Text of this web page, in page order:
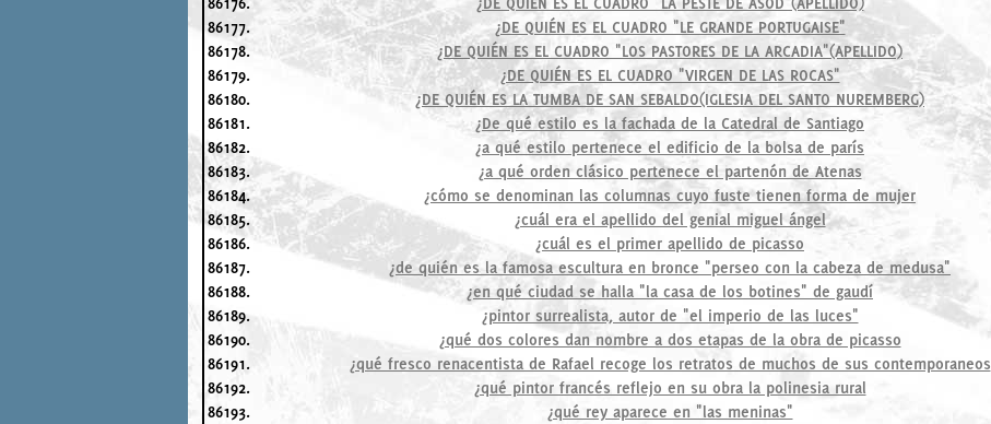
86177.
¿DE QUIÉN ES EL CUADRO "LE GRANDE PORTUGAISE"
86178.
¿DE QUIÉN ES EL CUADRO "LOS PASTORES DE LA ARCADIA"(APELLIDO)
86179.
¿DE QUIÉN ES EL CUADRO "VIRGEN DE LAS ROCAS"
86180.
¿DE QUIÉN ES LA TUMBA DE SAN SEBALDO(IGLESIA DEL SANTO NUREMBERG)
86181.
¿De qué estilo es la fachada de la Catedral de Santiago
86182.
¿a qué estilo pertenece el edificio de la bolsa de parís
86183.
¿a qué orden clásico pertenece el partenón de Atenas
86184.
¿cómo se denominan las columnas cuyo fuste tienen forma de mujer
86185.
¿cuál era el apellido del genial miguel ángel
86186.
¿cuál es el primer apellido de picasso
86187.
¿de quién es la famosa escultura en bronce "perseo con la cabeza de medusa"
86188.
¿en qué ciudad se halla "la casa de los botines" de gaudí
86189.
¿pintor surrealista, autor de "el imperio de las luces"
86190.
¿qué dos colores dan nombre a dos etapas de la obra de picasso
86191.
¿qué fresco renacentista de Rafael recoge los retratos de muchos de sus contemporaneos
86192.
¿qué pintor francés reflejo en su obra la polinesia rural
86193.
¿qué rey aparece en "las meninas"